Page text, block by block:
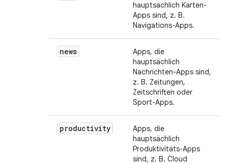
hauptsächlich Karten-
Apps sind, z. B.
Navigations-Apps.
news
Apps, die
hauptsächlich
Nachrichten-Apps sind,
z. B. Zeitungen,
Zeitschriften oder
Sport-Apps.
productivity
Apps, die
hauptsächlich
Produktivitäts-Apps
sind, z. B. Cloud